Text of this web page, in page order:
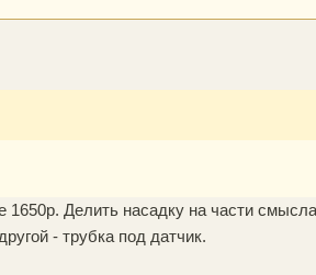
1650р. Делить насадку на части
- трубка под датчик.